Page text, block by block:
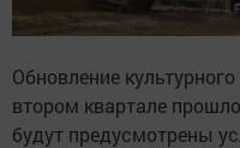
Обновление
втором квартале
будут предусмотрены